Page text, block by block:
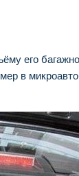
его
в